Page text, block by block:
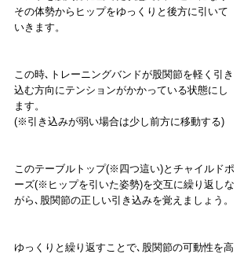
その体勢からヒップをゆっくりと後方に引いて
いきます。
この時､トレーニングバンドが股関節を軽く引き
込む方向にテンションがかかっている状態にし
ます。
(※引き込みが弱い場合は少し前方に移動する)
このテーブルトップ(※四つ這い)とチャイルドポ
ーズ(※ヒップを引いた姿勢)を交互に繰り返しな
がら､股関節の正しい引き込みを覚えましょう。
ゆっくりと繰り返すことで､股関節の可動性を高